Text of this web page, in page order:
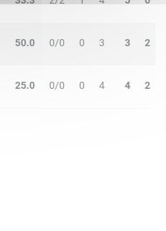
50.0 0/0 0 3 3 2
25.0 0/0 0 4 4 2